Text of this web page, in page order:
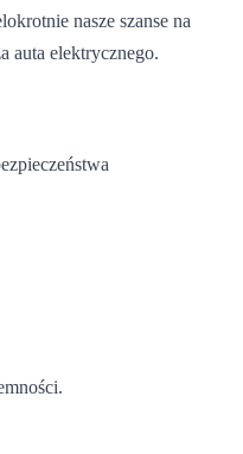
nasze szanse na
auta elektrycznego.